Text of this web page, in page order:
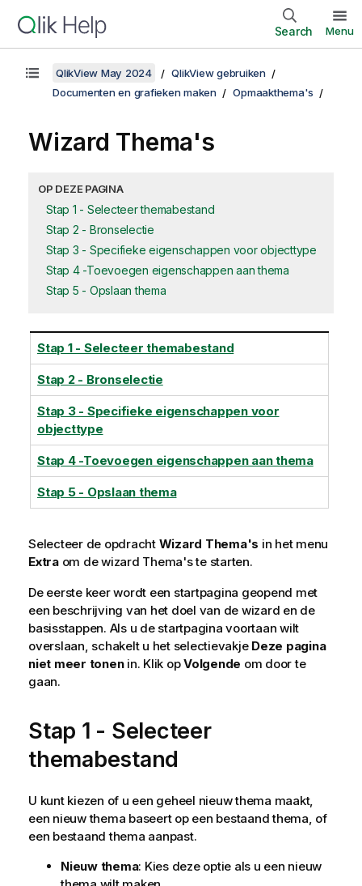
Search Menu
QlikView May 2024
QlikView gebruiken
Documenten en grafieken maken
Opmaakthema's
Wizard Thema's
OP DEZE PAGINA
Stap 1 - Selecteer themabestand
Stap 2 - Bronselectie
Stap 3 - Specifieke eigenschappen voor objecttype
Stap 4 -Toevoegen eigenschappen aan thema
Stap 5 - Opslaan thema
Stap 1 - Selecteer themabestand
Stap 2 - Bronselectie
Stap 3 - Specifieke eigenschappen voor
objecttype
Stap 4 -Toevoegen eigenschappen aan thema
Stap 5 - Opslaan thema
Selecteer de opdracht Wizard Thema's in het menu
Extraom de wizard Thema's te starten.
De eerste keer wordt een startpagina geopend met
een beschrijving van het doel van de wizard en de
basisstappen. Als u de startpagina voortaan wilt
overslaan, schakelt u het selectievakje Deze pagina
niet meer tonenin. Klik opVolgende om door te
gaan.
Stap 1 - Selecteer
themabestand
U kunt kiezen of u een geheel nieuw thema maakt,
een nieuw thema baseert op een bestaand thema, of
een bestaand thema aanpast.
Nieuw thema: Kies deze optie als u een nieuw